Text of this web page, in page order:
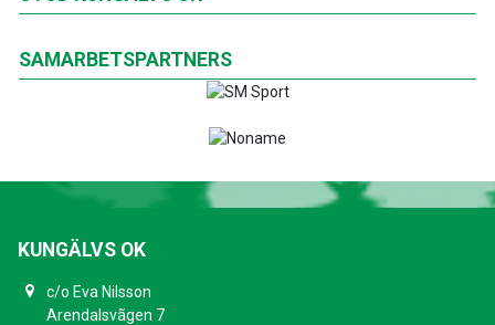
SAMARBETSPARTNERS
KUNGÄLVS OK
c/o Eva Nilsson
Arendalsvãgen 7